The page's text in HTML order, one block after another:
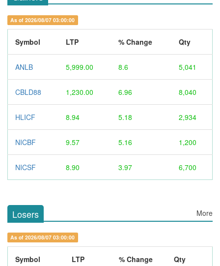
As of 2026/08/07 03:00:00
Symbol LTP % Change Qty
ANLB 5,999.00 8.6 5,041
CBLD88 1,230.00 6.96 8,040
HLICF 8.94 5.18 2,934
NICBF 9.57 5.16 1,200
NICSF 8.90 3.97 6,700
Losers More
As of 2026/08/07 03:00:00
Symbol LTP % Change Qty